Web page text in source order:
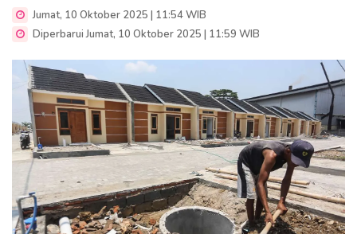
Jumat, 10 Oktober 2025 | 11:54 WIB
Diperbarui Jumat, 10 Oktober 2025 | 11:59 WIB